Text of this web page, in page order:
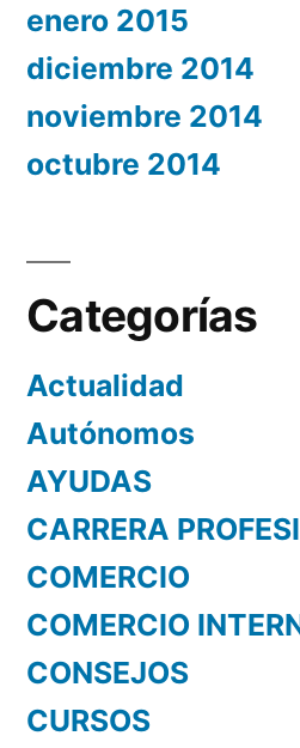
enero 2015
diciembre 2014
noviembre 2014
octubre 2014
Categorías
Actualidad
Autónomos
AYUDAS
CARRERA
COMERCIO
COMERCIO
CONSEJOS
CURSOS